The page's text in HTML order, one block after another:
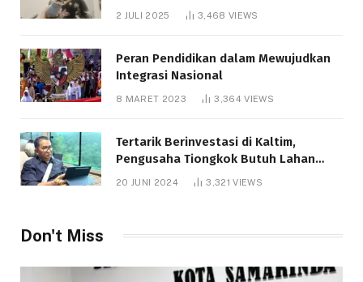
Bantuan Pendidikan Gratispol
2 JULI 2025 3,468 VIEWS
Peran Pendidikan dalam Mewujudkan
Integrasi Nasional
8 MARET 2023 3,364VIEWS
Tertarik Berinvestasi di Kaltim,
Pengusaha Tiongkok Butuh Lahan
1.000 Hektare
20 JUNI 2024 3,321VIEWS
Don't Miss